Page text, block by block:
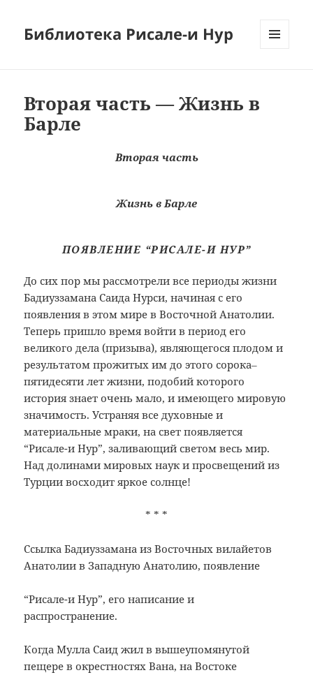
Библиотека Рисале-и Нур
Вторая часть — Жизнь в
Барле
Вторая часть
Жизнь в Барле
ПОЯВЛЕНИЕ “РИСАЛЕ-И НУР”
До сих пор мы рассмотрели все периоды жизни
Бадиуззамана Саида Нурси, начиная с его
появления в этом мире в Восточной Анатолии.
Теперь пришло время войти в период его
великого дела (призыва), являющегося плодом и
результатом прожитых им до этого сорока‒
пятидесяти лет жизни, подобий которого
история знает очень мало, и имеющего мировую
значимость. Устраняя все духовные и
материальные мраки, на свет появляется
“Рисале-и Нур”, заливающий светом весь мир.
Над долинами мировых наук и просвещений из
Турции восходит яркое солнце!
* * *
Ссылка Бадиуззамана из Восточных вилайетов
Анатолии в Западную Анатолию, появление
“Рисале-и Нур”, его написание и
распространение.
Когда Мулла Саид жил в вышеупомянутой
пещере в окрестностях Вана, на Востоке